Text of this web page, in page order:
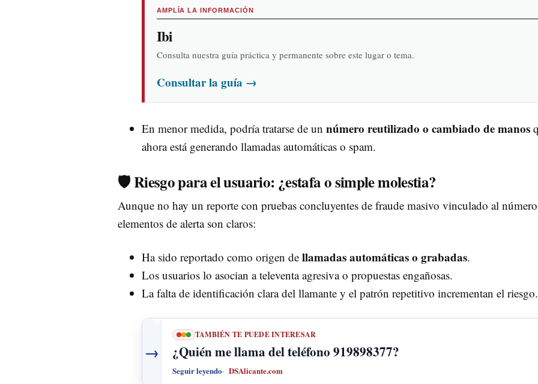
AMPLÍA LA INFORMACIÓN
Ibi
Consulta nuestra guía práctica y permanente sobre este lugar o tema.
Consultar la guía →
En menor medida, podría tratarse de un número reutilizado o cambiado de manos
ahora está generando llamadas automáticas o spam.
🛡️ Riesgo para el usuario: ¿estafa o simple molestia?
Aunque no hay un reporte con pruebas concluyentes de fraude masivo vinculado al
elementos de alerta son claros:
Ha sido reportado como origen de llamadas automáticas o grabadas.
Los usuarios lo asocian a televenta agresiva o propuestas engañosas.
La falta de identificación clara del llamante y el patrón repetitivo incrementan el riesgo.
→
TAMBIÉN TE PUEDE INTERESAR
¿Quién me llama del teléfono 919898377?
Seguir leyendo DSAlicante.com